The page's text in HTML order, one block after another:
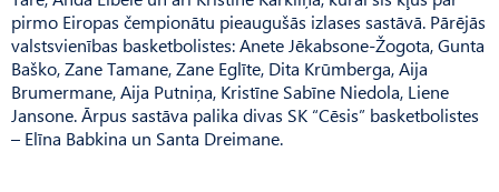
pirmo Eiropas čempionātu pieaugušās izlases sastāvā. Pārējās
valstsvienības basketbolistes: Anete Jēkabsone-Žogota, Gunta
Baško, Zane Tamane, Zane Eglīte, Dita Krūmberga, Aija
Brumermane, Aija Putniņa, Kristīne Sabīne Niedola, Liene
Jansone. Ārpus sastāva palika divas SK “Cēsis” basketbolistes
– Elīna Babkina un Santa Dreimane.